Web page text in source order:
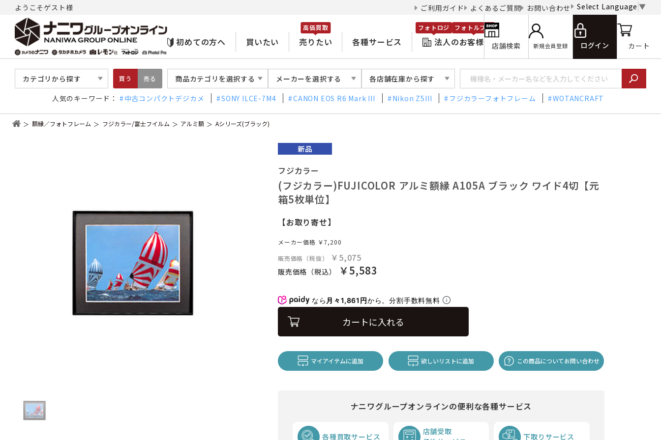
ようこそゲスト様 ご利用ガイド よくあるご質問 お問い合わせ Select Language ▼
初めての方へ 買いたい 売りたい
高価買取
各種サービス 法人のお客様
フォトロジ フォトルプロ
店舗検索 新規会員登録 ログイン カート
カテゴリから探す 買う 売る 商品カテゴリを選択する メーカーを選択する 各店舗在庫から探す
人気のキーワード： 中古コンパクトデジカメ SONY ILCE-7M4 CANON EOS R6 Mark III Nikon Z5III フジカラーフォトフレーム WOTANCRAFT
額縁／フォトフレーム フジカラー/富士フイルム アルミ額 Aシリーズ(ブラック)
フジカラー
(フジカラー)FUJICOLOR アルミ額縁 A105A ブラック ワイド4切【元
箱5枚単位】
【お取り寄せ】
メーカー価格 ￥7,200
販売価格（税抜）
￥5,075
販売価格（税込） ￥5,583
なら 月々1,861円から。分割手数料無料
カートに入れる
マイアイテムに追加 欲しいリストに追加 この商品についてお問い合わせ
ナニワグループオンラインの便利な各種サービス
各種買取サービス
店舗受取
下取りサービス